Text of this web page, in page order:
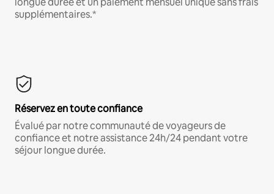
supplémentaires.*
Réservez en toute confiance
Évalué par notre communauté de voyageurs de
confiance et notre assistance 24h/24 pendant votre
séjour longue durée.